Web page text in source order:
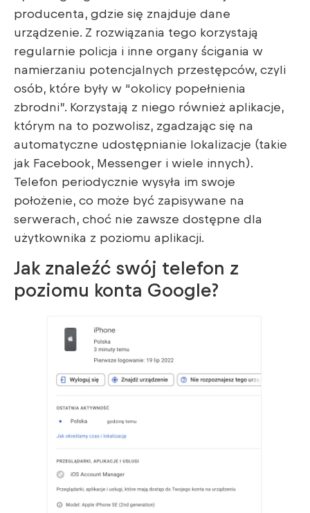
producenta, gdzie się znajduje dane
urządzenie. Z rozwiązania tego korzystają
regularnie policja i inne organy ścigania w
namierzaniu potencjalnych przestępców, czyli
osób, które były w “okolicy popełnienia
zbrodni”. Korzystają z niego również aplikacje,
którym na to pozwolisz, zgadzając się na
automatyczne udostępnianie lokalizacje (takie
jak Facebook, Messenger i wiele innych).
Telefon periodycznie wysyła im swoje
położenie, co może być zapisywane na
serwerach, choć nie zawsze dostępne dla
użytkownika z poziomu aplikacji.
Jak znaleźć swój telefon z
poziomu konta Google?